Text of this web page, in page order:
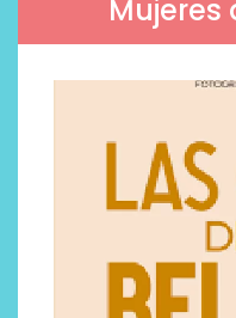
Mujeres